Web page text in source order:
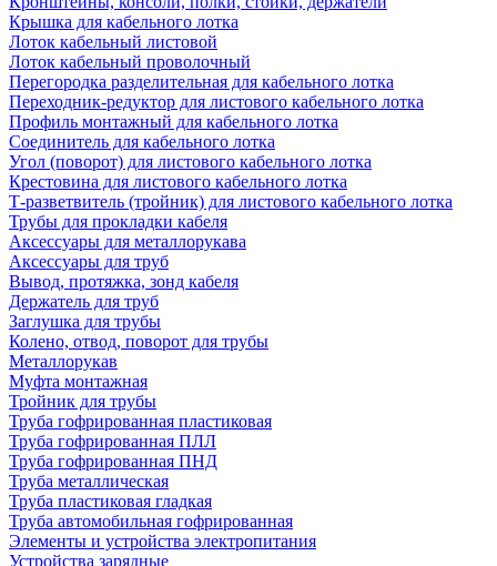
Крышка для кабельного лотка
Лоток кабельный листовой
Лоток кабельный проволочный
Перегородка разделительная для кабельного лотка
Переходник-редуктор для листового кабельного лотка
Профиль монтажный для кабельного лотка
Соединитель для кабельного лотка
Угол (поворот) для листового кабельного лотка
Крестовина для листового кабельного лотка
Т-разветвитель (тройник) для листового кабельного лотка
Трубы для прокладки кабеля
Аксессуары для металлорукава
Аксессуары для труб
Вывод, протяжка, зонд кабеля
Держатель для труб
Заглушка для трубы
Колено, отвод, поворот для трубы
Металлорукав
Муфта монтажная
Тройник для трубы
Труба гофрированная пластиковая
Труба гофрированная ПЛЛ
Труба гофрированная ПНД
Труба металлическая
Труба пластиковая гладкая
Труба автомобильная гофрированная
Элементы и устройства электропитания
Устройства зарядные